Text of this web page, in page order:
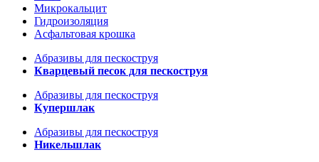
Микрокальцит
Гидроизоляция
Асфальтовая крошка
Абразивы для пескоструя
Кварцевый песок для пескоструя
Абразивы для пескоструя
Купершлак
Абразивы для пескоструя
Никельшлак